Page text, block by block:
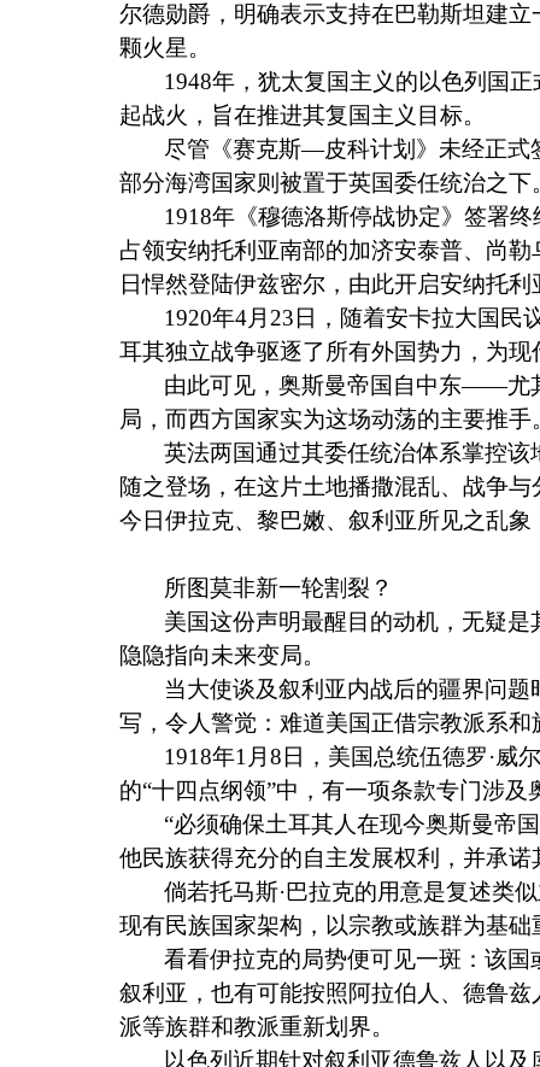
尔德勋爵，明确表示支持在巴勒斯坦建
颗火星。
1948年，犹太复国主义的以色列国正
起战火，旨在推进其复国主义目标。
尽管《赛克斯—皮科计划》未经正式
部分海湾国家则被置于英国委任统治之下
1918年《穆德洛斯停战协定》签署
占领安纳托利亚南部的加济安泰普、尚
日悍然登陆伊兹密尔，由此开启安纳托
1920年4月 23 日，随着安卡拉大国民
耳其独立战争驱逐了所有外国势力，为
由此可见，奥斯曼帝国自中东——尤
局，而西方国家实为这场动荡的主要推手
英法两国通过其委任统治体系掌控
随之登场，在这片土地播撒混乱、战争
今日伊拉克、黎巴嫩、叙利亚所见之乱
所图莫非新一轮割裂？
美国这份声明最醒目的动机，无疑
隐隐指向未来变局。
当大使谈及叙利亚内战后的疆界问
写，令人警觉：难道美国正借宗教派系
1918年1 月 8 日，美国总统伍德罗·威
的“十四点纲领”中，有一项条款专门涉
“必须确保土耳其人在现今奥斯曼帝
他民族获得充分的自主发展权利，并承诺
倘若托马斯·巴拉克的用意是复述类
现有民族国家架构，以宗教或族群为基
看看伊拉克的局势便可见一斑：该
叙利亚，也有可能按照阿拉伯人、德鲁
派等族群和教派重新划界。
以色列近期针对叙利亚德鲁兹人以及